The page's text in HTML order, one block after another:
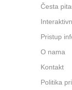
Česta
Pristup
O nama
Kontakt
Politika